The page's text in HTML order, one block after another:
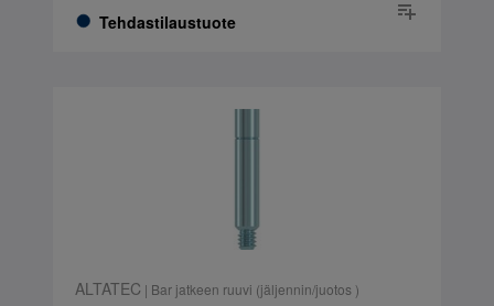
Tehdastilaustuote
ALTATEC | Bar jatkeen ruuvi (jäljennin/juotos )